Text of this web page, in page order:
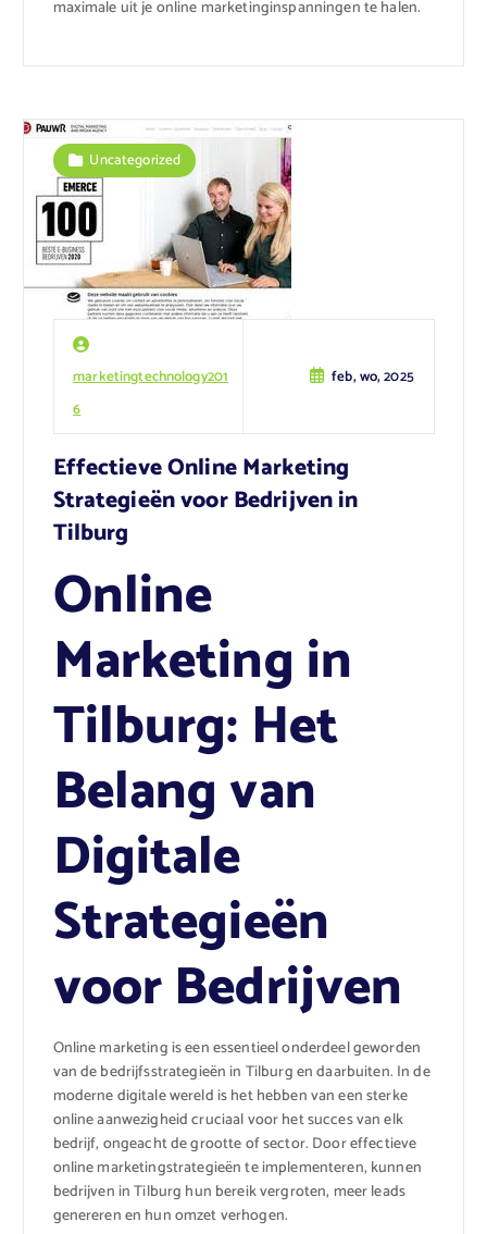
maximale uit je online marketinginspanningen te halen.
marketingtechnology201
6
feb, wo, 2025
Uncategorized
Effectieve Online Marketing
Strategieën voor Bedrijven in
Tilburg
Online
Marketing in
Tilburg: Het
Belang van
Digitale
Strategieën
voor Bedrijven
Online marketing is een essentieel onderdeel geworden
van de bedrijfsstrategieën in Tilburg en daarbuiten. In de
moderne digitale wereld is het hebben van een sterke
online aanwezigheid cruciaal voor het succes van elk
bedrijf, ongeacht de grootte of sector. Door effectieve
online marketingstrategieën te implementeren, kunnen
bedrijven in Tilburg hun bereik vergroten, meer leads
genereren en hun omzet verhogen.